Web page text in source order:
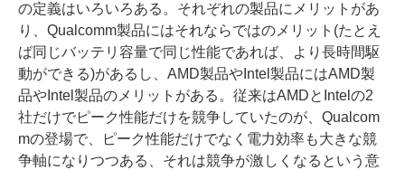
の定義はいろいろある。それぞれの製品にメリットがあ
り、Qualcomm製品にはそれならではのメリット(たとえ
ば同じバッテリ容量で同じ性能であれば、より長時間駆
動ができる)があるし、AMD製品やIntel製品にはAMD製
品やIntel製品のメリットがある。従来はAMDとIntelの2
社だけでピーク性能だけを競争していたのが、Qualcom
mの登場で、ピーク性能だけでなく電力効率も大きな競
争軸になりつつある、それは競争が激しくなるという意